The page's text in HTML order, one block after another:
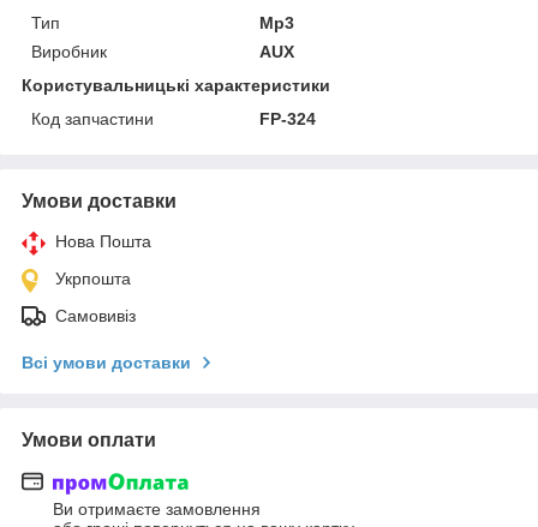
Тип
Mp3
Виробник
AUX
Користувальницькі характеристики
Код запчастини
FP-324
Умови доставки
Нова Пошта
Укрпошта
Самовивіз
Всі умови доставки
Умови оплати
Ви отримаєте замовлення